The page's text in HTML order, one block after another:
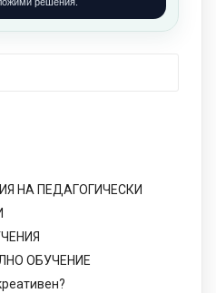
НА ПЕДАГОГИЧЕСКИ
ОБУЧЕНИЕ